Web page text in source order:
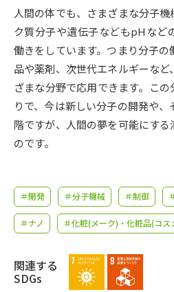
新生活お役立ちガイド
学問発見
大学で学びたい学問発見
学問のミニ講義「夢ナビ講義」
学問の教科書
ユーザーサ
人間の体でも、さまざまな分子
ク質分子や遺伝子などもpHなど
働きをしています。つまり分子
品や薬剤、次世代エネルギーな
ざまな分野で応用できます。こ
りで、今は新しい分子の開発や
階ですが、人間の夢を可能にす
のです。
＃開発 ＃分子機械 ＃制御
＃ナノ ＃化粧(メーク)・化粧品(コス
関連する
SDGs